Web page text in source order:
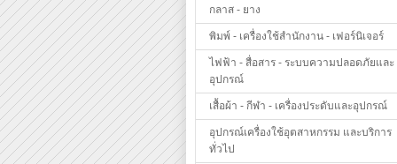
กลาส - ยาง
พิมพ์ - เครื่องใช้สำนักงาน - เฟอร์นิเจอร์
ไฟฟ้า - สื่อสาร - ระบบความปลอดภัยและ
อุปกรณ์
เสื้อผ้า - กีฬา - เครื่องประดับและอุปกรณ์
อุปกรณ์เครื่องใช้อุตสาหกรรม และบริการ
ทั่วไป